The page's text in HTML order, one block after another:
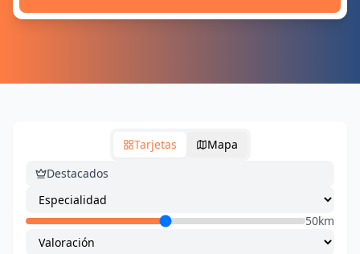
Tarjetas
Mapa
Destacados
50km